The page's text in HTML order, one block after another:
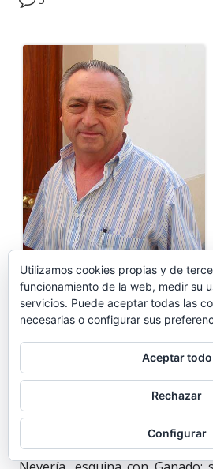
José Luis. Freidor Apolo.
natal los iniciadores de
continúa en la calle Nevería
Palacios, junto al Bar Apolo.
freidores: calle Luna abajo,
Milagros; calle Cruces,
Utilizamos cookies propias y de
funcionamiento de la web, medir su
servicios. Puede aceptar todas las
necesarias o configurar sus
Aceptar todo
Rechazar
Configurar